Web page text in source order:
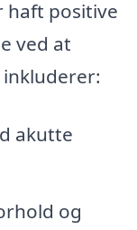
haft positive
ved at
akutte
og